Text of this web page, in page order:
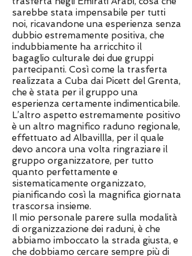
sarebbe stata impensabile per tutti
noi, ricavandone una esperienza senza
dubbio estremamente positiva, che
indubbiamente ha arricchito il
bagaglio culturale dei due gruppi
partecipanti. Così come la trasferta
realizzata a Cuba dai Picett del Grenta,
che è stata per il gruppo una
esperienza certamente indimenticabile.
L’altro aspetto estremamente positivo
è un altro magnifico raduno regionale,
effettuato ad Albavillla, per il quale
devo ancora una volta ringraziare il
gruppo organizzatore, per tutto
quanto perfettamente e
sistematicamente organizzato,
pianificando così la magnifica giornata
trascorsa insieme.
Il mio personale parere sulla modalità
di organizzazione dei raduni, è che
abbiamo imboccato la strada giusta, e
che dobbiamo cercare sempre più di